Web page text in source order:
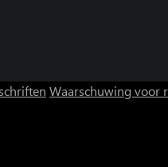
Waarschuwing voor